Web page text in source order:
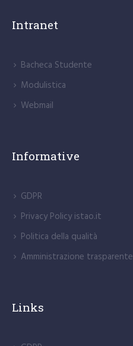
Intranet
Bacheca Studente
Modulistica
Webmail
Informative
GDPR
Privacy Policy istao.it
Politica della qualità
Amministrazione trasparente
Links